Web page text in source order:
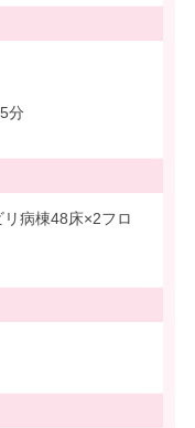
分
病棟48床×2フロ